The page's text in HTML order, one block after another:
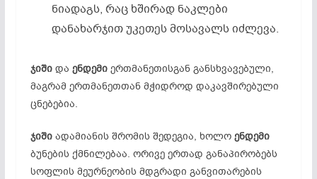
ნიადაგს, რაც ხშირად ნაკლები
დანახარჯით უკეთეს მოსავალს იძლევა.
ჯიშიდა ენდემიერთმანეთისგან განსხვავებული,
მაგრამ ერთმანეთთან მჭიდროდ დაკავშირებული
ცნებებია.
ჯიშიადამიანის შრომის შედეგია, ხოლო ენდემი
ბუნების ქმნილებაა. ორივე ერთად განაპირობებს
სოფლის მეურნეობის მდგრადი განვითარების